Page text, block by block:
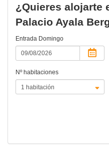
¿Quieres alojarte
Palacio Ayala
Entrada Domingo
Nº habitaciones